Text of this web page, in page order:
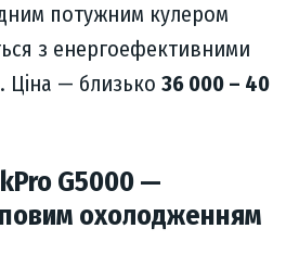
потужним кулером
з енергоефективними
Ціна — близько 36 000 – 40
G5000 —
охолодженням